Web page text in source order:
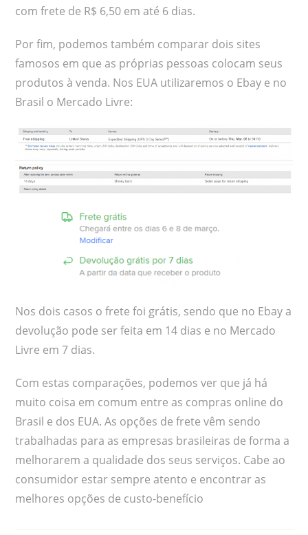
com frete de R$ 6,50 em até 6 dias.
Por fim, podemos também comparar dois sites
famosos em que as próprias pessoas colocam seus
produtos à venda. Nos EUA utilizaremos o Ebay e no
Brasil o Mercado Livre:
Nos dois casos o frete foi grátis, sendo que no Ebay a
devolução pode ser feita em 14 dias e no Mercado
Livre em 7 dias.
Com estas comparações, podemos ver que já há
muito coisa em comum entre as compras online do
Brasil e dos EUA. As opções de frete vêm sendo
trabalhadas para as empresas brasileiras de forma a
melhorarem a qualidade dos seus serviços. Cabe ao
consumidor estar sempre atento e encontrar as
melhores opções de custo-benefício